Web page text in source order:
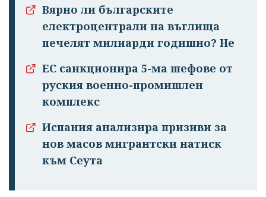
Успешно
излязохте от
профила си!
Вярно ли българските
електроцентрали на въглища
печелят милиарди годишно? Не
ЕС санкционира 5-ма шефове от
руския военно-промишлен
комплекс
Испания анализира призиви за
нов масов мигрантски натиск
към Сеута